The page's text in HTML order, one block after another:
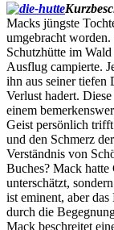
Macks jüngste
umgebracht
Schutzhütte im
Ausflug campierte.
ihn aus seiner tiefen
Verlust hadert.
einem
Geist persönlich
und den Schmerz
Verständnis von
Buches? Mack
unterschätzt,
ist eminent, aber
durch die
Mack beschreitet